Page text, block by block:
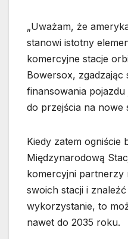
„Uważam, że
stanowi istotny
komercyjne stacje
Bowersox, zgadzając
finansowania
do przejścia na nowe
Kiedy zatem ogniście
Międzynarodową
komercyjni partnerzy
swoich stacji i
wykorzystanie, to
nawet do 2035 roku.